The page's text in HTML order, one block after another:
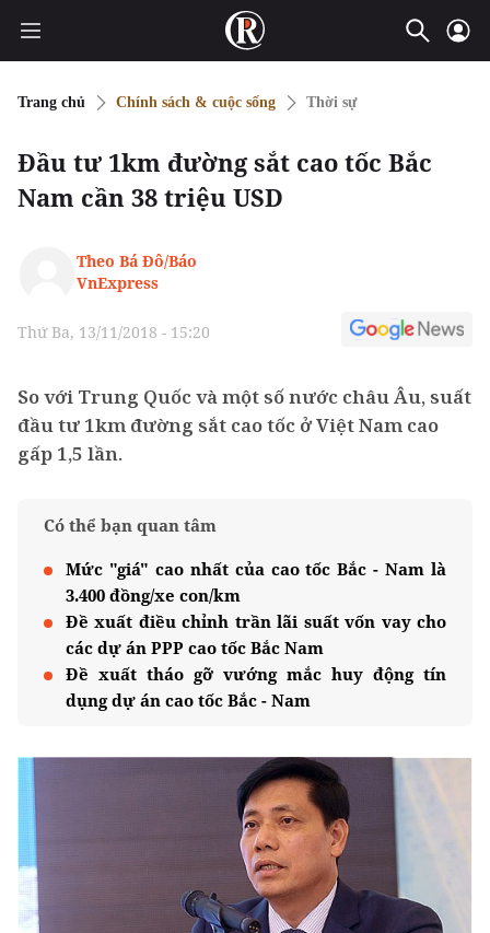
Trang chủ Chính sách & cuộc sống Thời sự
Đầu tư 1km đường sắt cao tốc Bắc
Nam cần 38 triệu USD
Theo Bá Đô/Báo
VnExpress
Thứ Ba, 13/11/2018 - 15:20
So với Trung Quốc và một số nước châu Âu, suất
đầu tư 1km đường sắt cao tốc ở Việt Nam cao
gấp 1,5 lần.
Có thể bạn quan tâm
Mức "giá" cao nhất của cao tốc Bắc - Nam là
3.400 đồng/xe con/km
Đề xuất điều chỉnh trần lãi suất vốn vay cho
các dự án PPP cao tốc Bắc Nam
Đề xuất tháo gỡ vướng mắc huy động tín
dụng dự án cao tốc Bắc - Nam